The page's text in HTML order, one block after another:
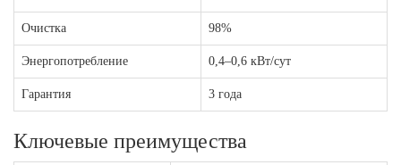
Очистка 98%
Энергопотребление 0,4–0,6 кВт/сут
Гарантия 3 года
Ключевые преимущества